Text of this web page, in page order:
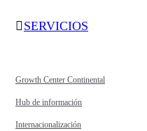
SERVICIOS
Growth Center Continental
Hub de información
Internacionalización